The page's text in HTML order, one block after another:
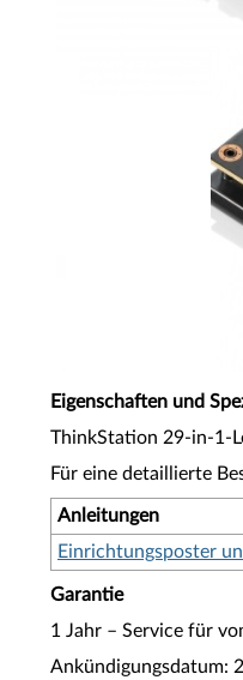
Eigenschaften und
ThinkStation 29-in-1-
Für eine detaillierte
Anleitungen
Einrichtungsposter
Garantie
1 Jahr – Service für
Ankündigungsdatum: